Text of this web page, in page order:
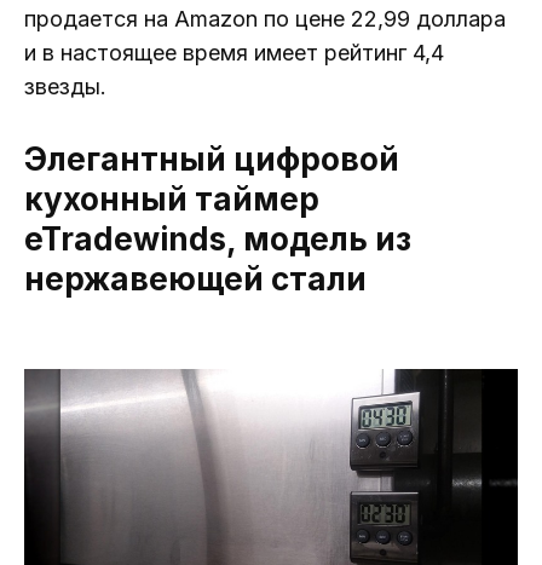
продается на Amazon по цене 22,99 доллара
и в настоящее время имеет рейтинг 4,4
звезды.
Элегантный цифровой
кухонный таймер
eTradewinds, модель из
нержавеющей стали